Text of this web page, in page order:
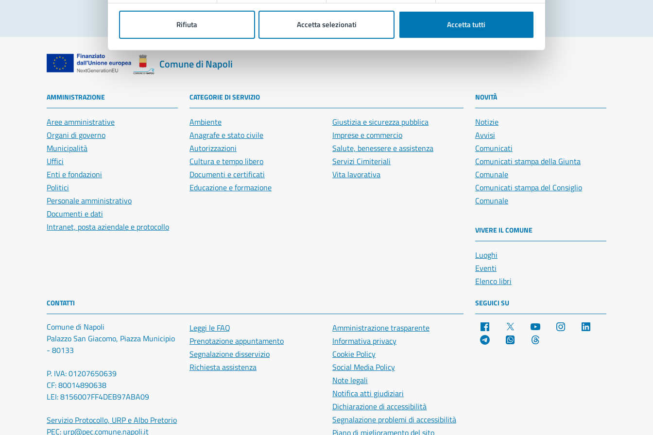
Rifiuta Accetta selezionati Accetta tutti
Comune di Napoli
AMMINISTRAZIONE
Aree amministrative
Organi di governo
Municipalità
Uffici
Enti e fondazioni
Politici
Personale amministrativo
Documenti e dati
Intranet, posta aziendale e protocollo
CATEGORIE DI SERVIZIO
Ambiente
Anagrafe e stato civile
Autorizzazioni
Cultura e tempo libero
Documenti e certificati
Educazione e formazione
Giustizia e sicurezza pubblica
Imprese e commercio
Salute, benessere e assistenza
Servizi Cimiteriali
Vita lavorativa
NOVITÀ
Notizie
Avvisi
Comunicati
Comunicati stampa della Giunta
Comunale
Comunicati stampa del Consiglio
Comunale
VIVERE IL COMUNE
Luoghi
Eventi
Elenco libri
CONTATTI
Comune di Napoli
Palazzo San Giacomo, Piazza Municipio
- 80133
P. IVA: 01207650639
CF: 80014890638
LEI: 8156007FF4DEB97ABA09
Servizio Protocollo, URP e Albo Pretorio
PEC: urp@pec.comune.napoli.it
Leggi le FAQ
Prenotazione appuntamento
Segnalazione disservizio
Richiesta assistenza
Amministrazione trasparente
Informativa privacy
Cookie Policy
Social Media Policy
Note legali
Notifica atti giudiziari
Dichiarazione di accessibilità
Segnalazione problemi di accessibilità
SEGUICI SU
Facebook YouTube Instagram
Telegram WhatsApp